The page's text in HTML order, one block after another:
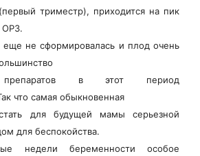
триместр), приходится на пик
ОРЗ.
еще не сформировалась и плод очень
препаратов в этот период
что самая обыкновенная
для будущей мамы серьезной
для беспокойства.
недели беременности особое